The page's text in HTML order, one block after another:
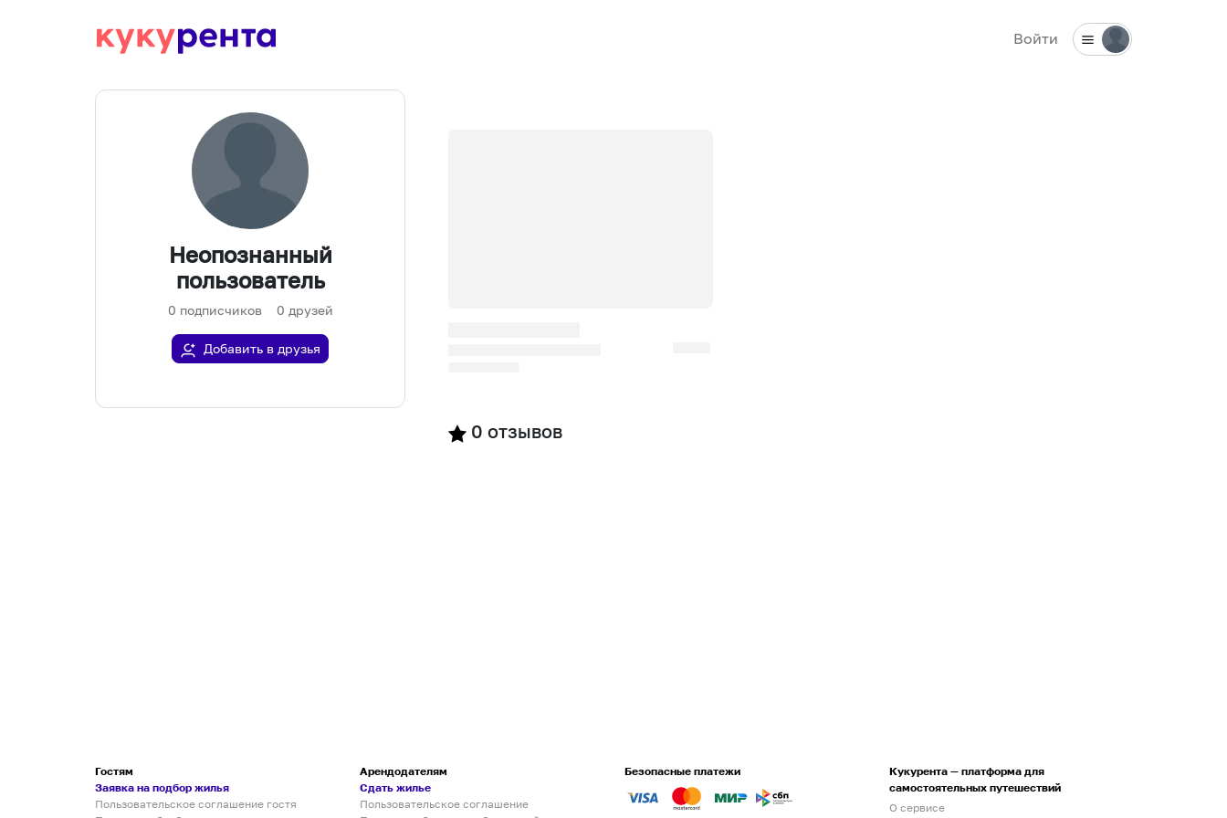
Войти
Неопознанный
пользователь
0 подписчиков 0 друзей
Добавить в друзья
0 отзывов
Гостям
Заявка на подбор жилья
Пользовательское соглашение гостя
Арендодателям
Сдать жилье
Пользовательское соглашение
Безопасные платежи
Кукурента — платформа для
самостоятельных путешествий
О сервисе